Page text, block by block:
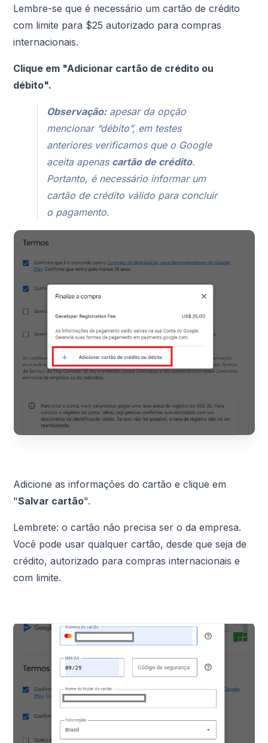
Lembre-se que é necessário um cartão de crédito
com limite para $25 autorizado para compras
internacionais.
Clique em "Adicionar cartão de crédito ou
débito".
Observação:apesar da opção
mencionar “débito”, em testes
anteriores verificamos que o Google
aceita apenas cartão de crédito.
Portanto, é necessário informar um
cartão de crédito válido para concluir
o pagamento.
Adicione as informações do cartão e clique em
"Salvar cartão".
Lembrete: o cartão não precisa ser o da empresa.
Você pode usar qualquer cartão, desde que seja de
crédito, autorizado para compras internacionais e
com limite.